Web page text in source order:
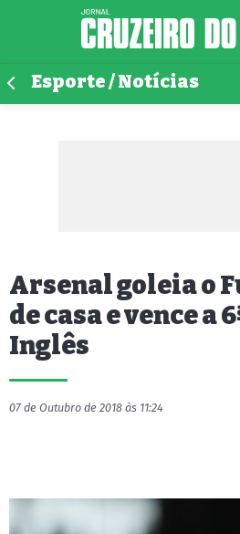
Esporte / Notícias
Arsenal goleia o
de casa e vence a
Inglês
07 de Outubro de 2018 às 11:24